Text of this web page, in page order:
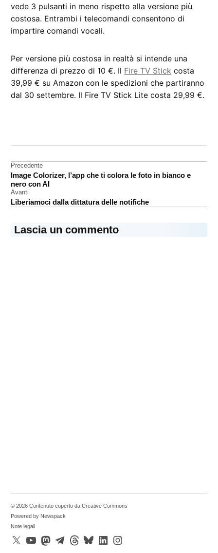
vede 3 pulsanti in meno rispetto alla versione più
costosa. Entrambi i telecomandi consentono di
impartire comandi vocali.
Per versione più costosa in realtà si intende una
differenza di prezzo di 10 €. Il Fire TV Stick costa
39,99 € su Amazon con le spedizioni che partiranno
dal 30 settembre. Il Fire TV Stick Lite costa 29,99 €.
Fire
Stick
Navigazione
articoli
Precedente
Image Colorizer, l’app che ti colora le foto in bianco e
nero con AI
Avanti
Liberiamoci dalla dittatura delle notifiche
Lascia un commento
© 2026 Contenuto coperto da Creative Commons
Powered by Newspack
Note legali
X
YouTubeMastodonTelegramThreadsBlueskyLinkedInInstagram